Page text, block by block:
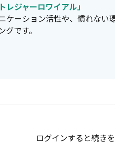
レジャーロワイアル」
ケーション活性や、慣れない
です。
ログインすると続き